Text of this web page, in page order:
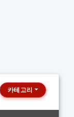
카테고리